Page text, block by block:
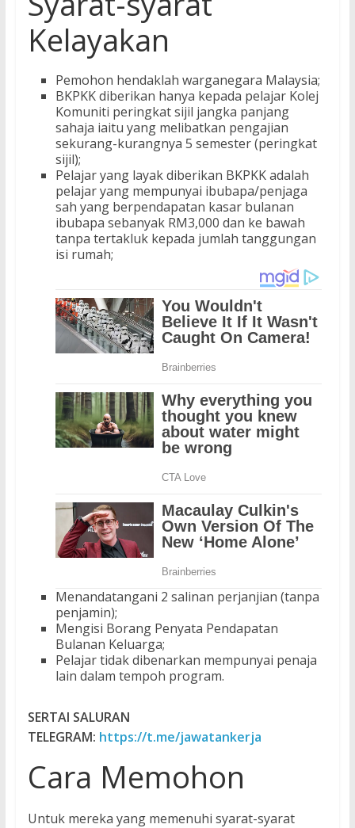
Kelayakan
Pemohon hendaklah warganegara Malaysia;
BKPKK diberikan hanya kepada pelajar Kolej
Komuniti peringkat sijil jangka panjang
sahaja iaitu yang melibatkan pengajian
sekurang-kurangnya 5 semester (peringkat
sijil);
Pelajar yang layak diberikan BKPKK adalah
pelajar yang mempunyai ibubapa/penjaga
sah yang berpendapatan kasar bulanan
ibubapa sebanyak RM3,000 dan ke bawah
tanpa tertakluk kepada jumlah tanggungan
isi rumah;
Menandatangani 2 salinan perjanjian (tanpa
penjamin);
Mengisi Borang Penyata Pendapatan
Bulanan Keluarga;
Pelajar tidak dibenarkan mempunyai penaja
lain dalam tempoh program.
SERTAI SALURAN
TELEGRAM: https://t.me/jawatankerja
Cara Memohon
Untuk mereka yang memenuhi syarat-syarat